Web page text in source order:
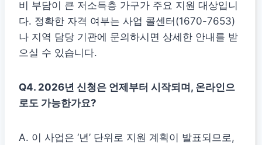
비 부담이 큰 저소득층 가구가 주요 지원 대상입니
다. 정확한 자격 여부는 사업 콜센터(1670-7653)
나 지역 담당 기관에 문의하시면 상세한 안내를 받
으실 수 있습니다.
Q4. 2026년 신청은 언제부터 시작되며, 온라인으
로도 가능한가요?
A. 이 사업은 ‘년’ 단위로 지원 계획이 발표되므로,